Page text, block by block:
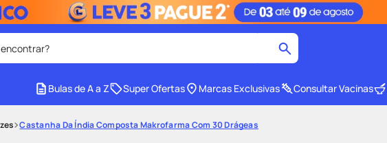
4º protetor solar facial
Bulas de A a Z Super Ofertas Marcas Exclusivas Consultar Vacinas
Castanha Da Índia Composta Makrofarma Com 30 Drágeas